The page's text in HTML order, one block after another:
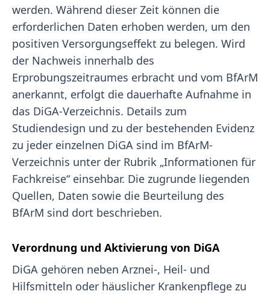
werden. Während dieser Zeit können die
erforderlichen Daten erhoben werden, um den
positiven Versorgungseffekt zu belegen. Wird
der Nachweis innerhalb des
Erprobungszeitraumes erbracht und vom BfArM
anerkannt, erfolgt die dauerhafte Aufnahme in
das DiGA-Verzeichnis. Details zum
Studiendesign und zu der bestehenden Evidenz
zu jeder einzelnen DiGA sind im BfArM-
Verzeichnis unter der Rubrik „Informationen für
Fachkreise“ einsehbar. Die zugrunde liegenden
Quellen, Daten sowie die Beurteilung des
BfArM sind dort beschrieben.
Verordnung und Aktivierung von DiGA
DiGA gehören neben Arznei-, Heil- und
Hilfsmitteln oder häuslicher Krankenpflege zu